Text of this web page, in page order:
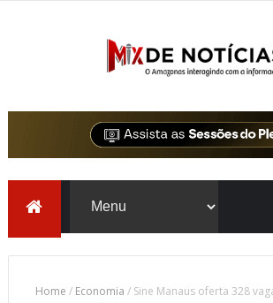
Home / Economia / Sine Manaus oferta 328